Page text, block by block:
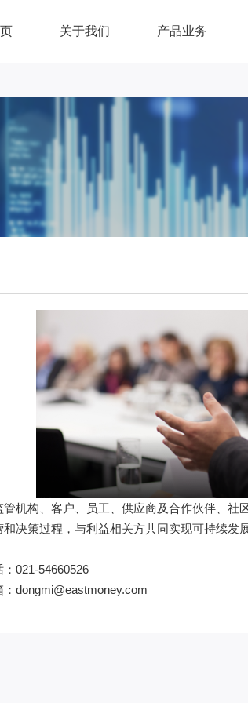
关于我们 产品业务
机构、客户、员工、供应商及合作伙伴、
决策过程，与利益相关方共同实现可持续发展
021-54660526
dongmi@eastmoney.com